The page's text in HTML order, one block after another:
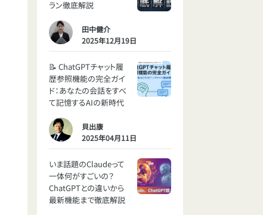
ラン徹底解説
田中健介
2025年12月19日
📝 ChatGPTチャット履
歴参照機能の完全ガイ
ド：あなたの会話をすべ
て記憶するAIの新時代
貝出康
2025年04月11日
いま話題のClaudeって
一体何がすごいの？
ChatGPTとの違いから
最新機能まで徹底解説